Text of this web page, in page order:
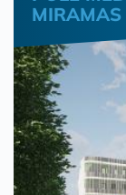
MIRAMAS